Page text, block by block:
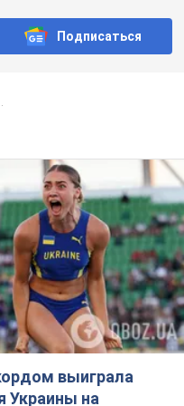
выиграла
Украины на
атлетике U20.
выступила в Орегоне
уколах